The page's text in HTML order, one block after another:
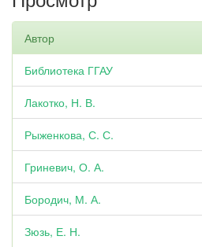
Автор
Библиотека ГГАУ
Лакотко, Н. В.
Рыженкова, С. С.
Гриневич, О. А.
Бородич, М. А.
Зюзь, Е. Н.